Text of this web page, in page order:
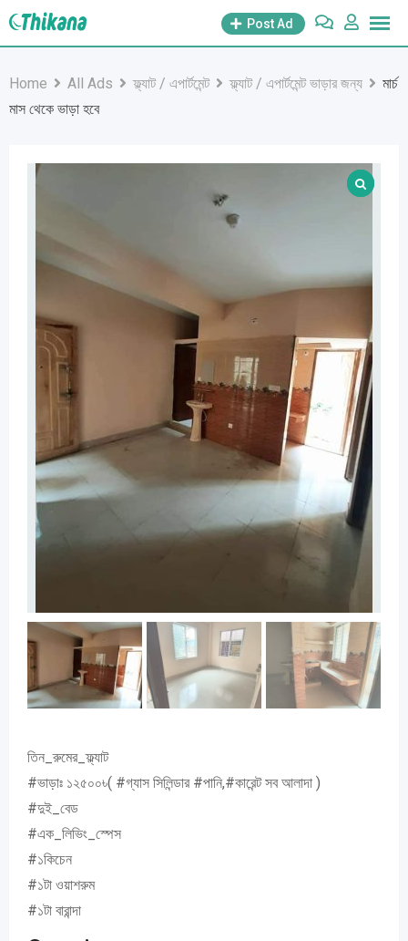
Skip
Post Ad
Home All Ads ফ্ল্যাট / এপার্টমেন্ট ফ্ল্যাট / এপার্টমেন্ট ভাড়ার জন্য
মার্চ
মাস থেকে ভাড়া হবে
তিন_রুমের_ফ্ল্যাট
#ভাড়াঃ ১২৫০০৳( #গ্যাস সিলিন্ডার #পানি,#কারেন্ট সব আলাদা )
#দুই_বেড
#এক_লিভিং_স্পেস
#১কিচেন
#১টা ওয়াশরুম
#১টা বারান্দা